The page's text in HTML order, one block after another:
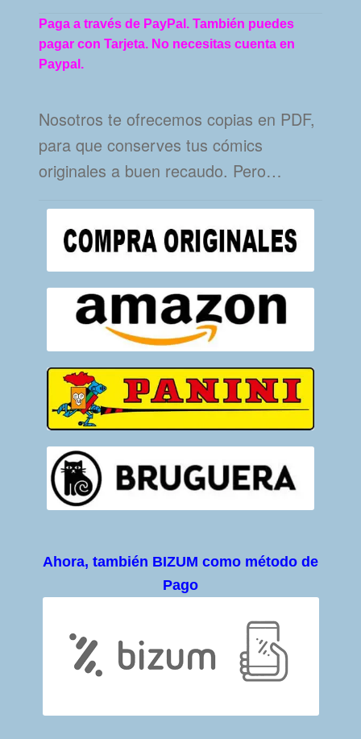
Paga a través de PayPal. También puedes
pagar con Tarjeta. No necesitas cuenta en
Paypal.
Nosotros te ofrecemos copias en PDF,
para que conserves tus cómics
originales a buen recaudo. Pero…
Ahora, también BIZUM como método de
Pago